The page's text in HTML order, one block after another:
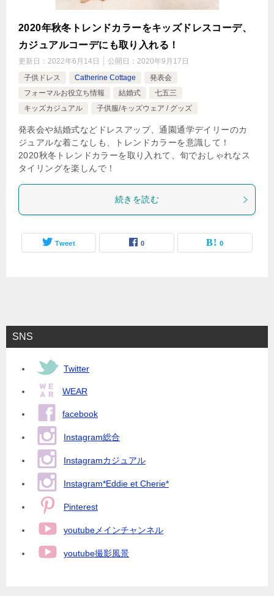
2020年秋冬トレンドカラーをキッズドレスコーデ、
カジュアルコーデにも取り入れる！
更新日： 2022年6月14日 公開日： 2020年9月17日
子供ドレス
Catherine Cottage
発表会
フォーマルお役立ち情報
結婚式
七五三
キッズカジュアル
子供服/キッズウェア / グッズ
発表会や結婚式などドレスアップ、通園通学デイリーのカ
ジュアルな着こなしも、トレンドカラーを意識して！
2020秋冬トレンドカラーを取り入れて、旬でおしゃれなス
タイリングを楽しんで！
続きを読む
Tweet 0 0
SNS
Twitter
WEAR
facebook
Instagram総合
Instagramカジュアル
Instagram*Eddie et Cherie*
Pinterest
youtubeメインチャンネル
youtube撮影風景